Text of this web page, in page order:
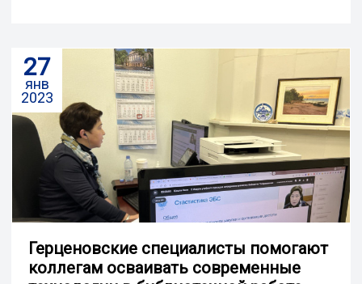
27
янв
2023
Герценовские специалисты помогают
коллегам осваивать современные